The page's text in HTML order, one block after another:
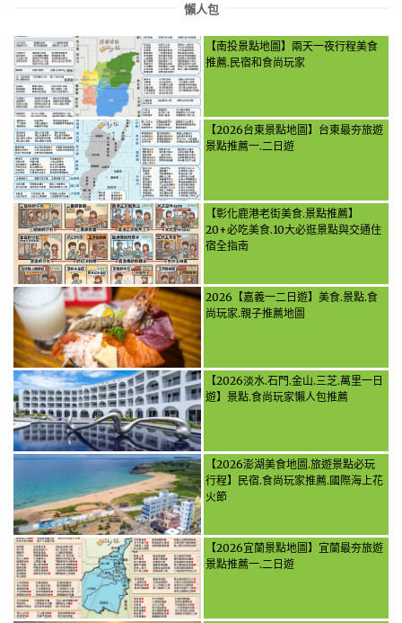
懶人包
【南投景點地圖】兩天一夜行程美食
推薦.民宿和食尚玩家
【2026台東景點地圖】台東最夯旅遊
景點推薦一.二日遊
【彰化鹿港老街美食.景點推薦】
20+必吃美食.10大必逛景點與交通住
宿全指南
2026【嘉義一二日遊】美食.景點.食
尚玩家.親子推薦地圖
【2026淡水.石門.金山.三芝.萬里一日
遊】景點.食尚玩家懶人包推薦
【2026澎湖美食地圖.旅遊景點必玩
行程】民宿.食尚玩家推薦.國際海上花
火節
【2026宜蘭景點地圖】宜蘭最夯旅遊
景點推薦一.二日遊